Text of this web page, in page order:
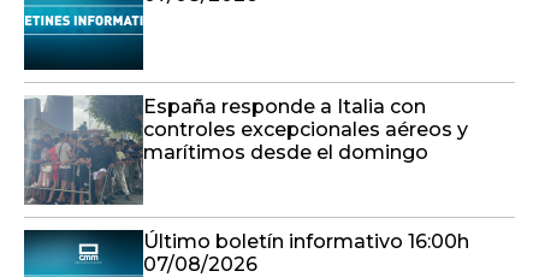
España responde a Italia con
controles excepcionales aéreos y
marítimos desde el domingo
Último boletín informativo 16:00h
07/08/2026